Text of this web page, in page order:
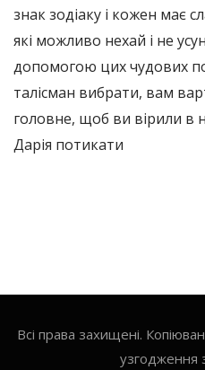
знак зодіаку і кожен має
які можливо нехай і не
допомогою цих чудових
талісман вибрати, вам
головне, щоб ви вірили в
Дарія потикати
Всі права захищені.
узгодження